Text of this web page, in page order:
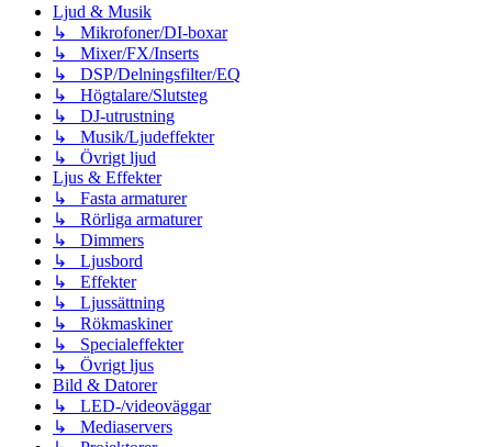
Ljud & Musik
↳ Mikrofoner/DI-boxar
↳ Mixer/FX/Inserts
↳ DSP/Delningsfilter/EQ
↳ Högtalare/Slutsteg
↳ DJ-utrustning
↳ Musik/Ljudeffekter
↳ Övrigt ljud
Ljus & Effekter
↳ Fasta armaturer
↳ Rörliga armaturer
↳ Dimmers
↳ Ljusbord
↳ Effekter
↳ Ljussättning
↳ Rökmaskiner
↳ Specialeffekter
↳ Övrigt ljus
Bild & Datorer
↳ LED-/videoväggar
↳ Mediaservers